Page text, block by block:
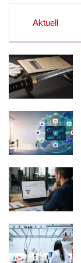
Aktuell